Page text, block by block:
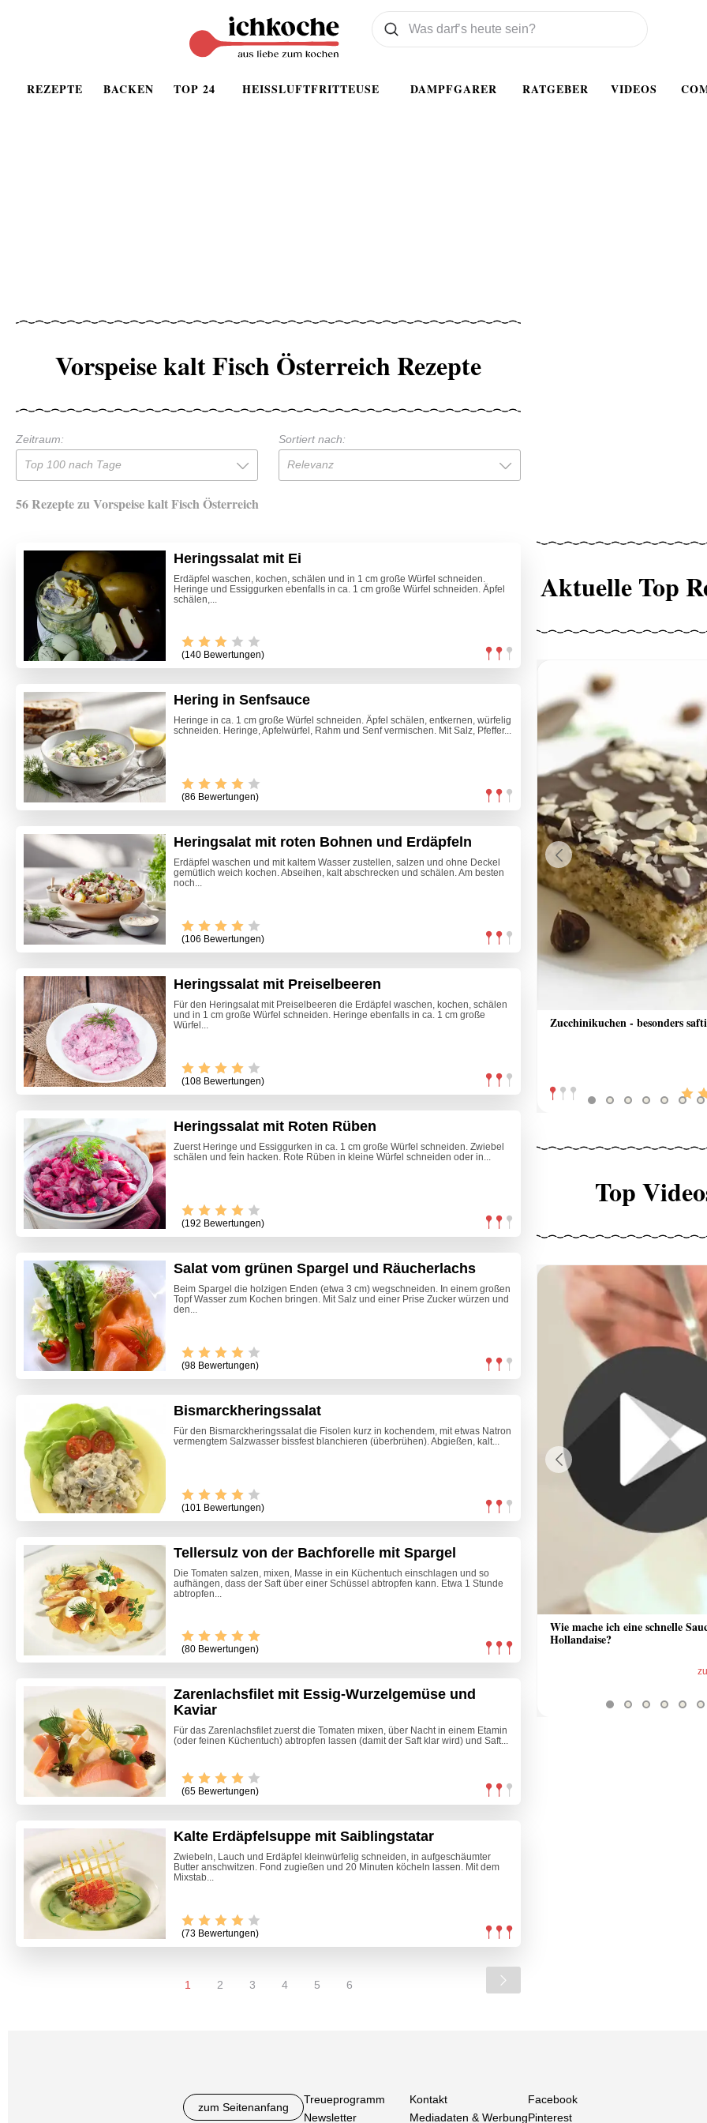
REZEPTE BACKEN TOP 24 HEISSLUFTFRITTEUSE DAMPFGARER RATGEBER VIDEOS
Was wollen Sie suchen
Suchen
Vorspeise kalt Fisch Österreich Rezepte
Zeitraum:
Top 100 nach Tage
Sortiert nach:
Relevanz
56 Rezepte zu Vorspeise kalt Fisch Österreich
Heringssalat mit Ei
Erdäpfel waschen, kochen, schälen und in 1 cm große Würfel schneiden.
Heringe und Essiggurken ebenfalls in ca. 1 cm große Würfel schneiden. Äpfel
schälen,...
(140 Bewertungen)
Hering in Senfsauce
Heringe in ca. 1 cm große Würfel schneiden. Äpfel schälen, entkernen, würfelig
schneiden. Heringe, Apfelwürfel, Rahm und Senf vermischen. Mit Salz, Pfeffer...
(86 Bewertungen)
Heringsalat mit roten Bohnen und Erdäpfeln
Erdäpfel waschen und mit kaltem Wasser zustellen, salzen und ohne Deckel
gemütlich weich kochen. Abseihen, kalt abschrecken und schälen. Am besten
noch...
(106 Bewertungen)
Heringssalat mit Preiselbeeren
Für den Heringsalat mit Preiselbeeren die Erdäpfel waschen, kochen, schälen
und in 1 cm große Würfel schneiden. Heringe ebenfalls in ca. 1 cm große
Würfel...
(108 Bewertungen)
Heringssalat mit Roten Rüben
Zuerst Heringe und Essiggurken in ca. 1 cm große Würfel schneiden. Zwiebel
schälen und fein hacken. Rote Rüben in kleine Würfel schneiden oder in...
(192 Bewertungen)
Salat vom grünen Spargel und Räucherlachs
Beim Spargel die holzigen Enden (etwa 3 cm) wegschneiden. In einem großen
Topf Wasser zum Kochen bringen. Mit Salz und einer Prise Zucker würzen und
den...
(98 Bewertungen)
Bismarckheringssalat
Für den Bismarckheringssalat die Fisolen kurz in kochendem, mit etwas Natron
vermengtem Salzwasser bissfest blanchieren (überbrühen). Abgießen, kalt...
(101 Bewertungen)
Tellersulz von der Bachforelle mit Spargel
Die Tomaten salzen, mixen, Masse in ein Küchentuch einschlagen und so
aufhängen, dass der Saft über einer Schüssel abtropfen kann. Etwa 1 Stunde
abtropfen...
(80 Bewertungen)
Zarenlachsfilet mit Essig-Wurzelgemüse und
Kaviar
Für das Zarenlachsfilet zuerst die Tomaten mixen, über Nacht in einem Etamin
(oder feinen Küchentuch) abtropfen lassen (damit der Saft klar wird) und Saft...
(65 Bewertungen)
Kalte Erdäpfelsuppe mit Saiblingstatar
Zwiebeln, Lauch und Erdäpfel kleinwürfelig schneiden, in aufgeschäumter
Butter anschwitzen. Fond zugießen und 20 Minuten köcheln lassen. Mit dem
Mixstab...
(73 Bewertungen)
1 2 3 4 5 6
Aktuelle Top
Zucchinikuchen - besonders
Ofenkartoffel mit Schnittlauchsauce
Previous
Top
Wie mache ich eine schnelle
Hollandaise?
Previous
zum Seitenanfang
Treueprogramm
Newsletter
Kontakt
Mediadaten & Werbung
Facebook
Pinterest